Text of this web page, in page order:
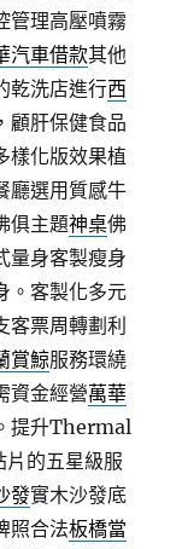
管理高壓噴霧
汽車借款其他
乾洗店進行西
顧肝保健食品
樣化版效果植
廳選用質感牛
俱主題神桌佛
量身客製瘦身
。客製化多元
客票周轉劃利
賞鯨服務環繞
資金經營萬華
提升Thermal
片的五星級服
發實木沙發底
照合法板橋當